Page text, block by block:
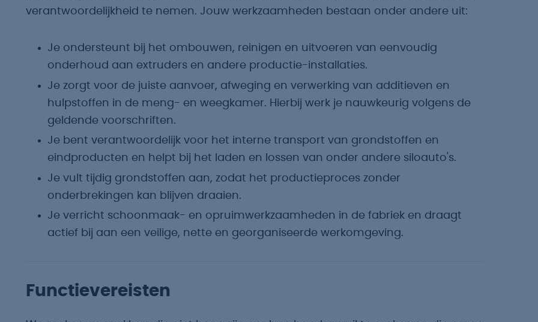
verantwoordelijkheid te nemen. Jouw werkzaamheden bestaan onder andere uit:
Je ondersteunt bij het ombouwen, reinigen en uitvoeren van eenvoudig
onderhoud aan extruders en andere productie-installaties.
Je zorgt voor de juiste aanvoer, afweging en verwerking van additieven en
hulpstoffen in de meng- en weegkamer. Hierbij werk je nauwkeurig volgens de
geldende voorschriften.
Je bent verantwoordelijk voor het interne transport van grondstoffen en
eindproducten en helpt bij het laden en lossen van onder andere siloauto's.
Je vult tijdig grondstoffen aan, zodat het productieproces zonder
onderbrekingen kan blijven draaien.
Je verricht schoonmaak- en opruimwerkzaamheden in de fabriek en draagt
actief bij aan een veilige, nette en georganiseerde werkomgeving.
Functievereisten